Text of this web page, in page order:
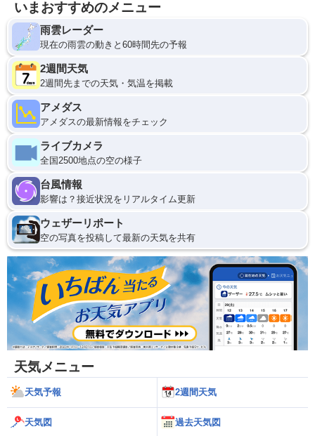
いまおすすめのメニュー
雨雲レーダー
現在の雨雲の動きと60時間先の予報
2週間天気
2週間先までの天気・気温を掲載
アメダス
アメダスの最新情報をチェック
ライブカメラ
全国2500地点の空の様子
台風情報
影響は？接近状況をリアルタイム更新
ウェザーリポート
空の写真を投稿して最新の天気を共有
天気メニュー
天気予報 2週間天気
天気図 過去天気図